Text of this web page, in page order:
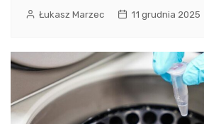
Łukasz Marzec 11 grudnia 2025